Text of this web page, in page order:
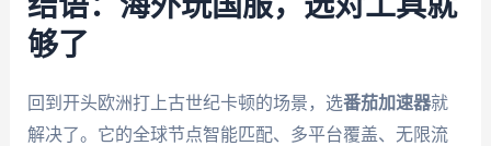
结语：海外玩国服，选对工具就
够了
回到开头欧洲打上古世纪卡顿的场景，选番茄加速器就
解决了。它的全球节点智能匹配、多平台覆盖、无限流